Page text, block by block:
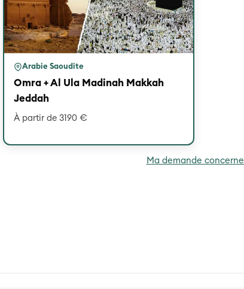
Arabie Saoudite
Omra + Al Ula Madinah Makkah
Jeddah
À partir de 3190 €
Ma demande